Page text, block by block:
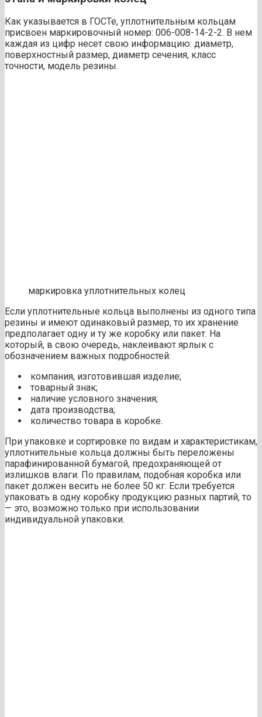
Как указывается в ГОСТе, уплотнительным кольцам
присвоен маркировочный номер: 006-008-14-2-2. В нем
каждая из цифр несет свою информацию: диаметр,
поверхностный размер, диаметр сечения, класс
точности, модель резины.
маркировка уплотнительных колец
Если уплотнительные кольца выполнены из одного типа
резины и имеют одинаковый размер, то их хранение
предполагает одну и ту же коробку или пакет. На
который, в свою очередь, наклеивают ярлык с
обозначением важных подробностей:
компания, изготовившая изделие;
товарный знак;
наличие условного значения;
дата производства;
количество товара в коробке.
При упаковке и сортировке по видам и характеристикам,
уплотнительные кольца должны быть переложены
парафинированной бумагой, предохраняющей от
излишков влаги. По правилам, подобная коробка или
пакет должен весить не более 50 кг. Если требуется
упаковать в одну коробку продукцию разных партий, то
— это, возможно только при использовании
индивидуальной упаковки.